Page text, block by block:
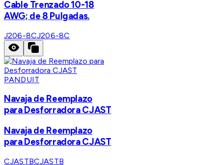
Cable Trenzado 10-18
AWG; de 8 Pulgadas.
J206-8CJ206-8C
PANDUIT
Navaja de Reemplazo
para Desforradora CJAST
Navaja de Reemplazo
para Desforradora CJAST
CJASTBCJASTB